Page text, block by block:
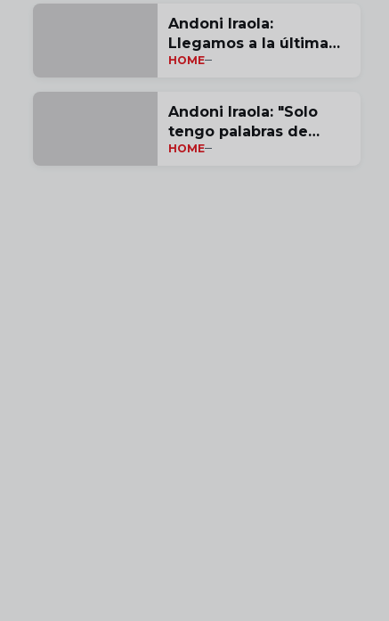
Andoni Iraola:
Llegamos a la última
jornada con opciones |
HOME
Andoni Iraola: "Solo
tengo palabras de
agradecimiento por
HOME